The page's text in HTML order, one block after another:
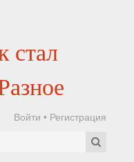
стал
Войти • Регистрация